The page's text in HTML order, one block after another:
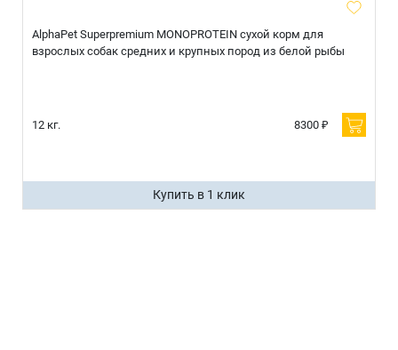
AlphaPet Superpremium MONOPROTEIN сухой корм для
взрослых собак средних и крупных пород из белой рыбы
12 кг. 8300 ₽
Купить в 1 клик